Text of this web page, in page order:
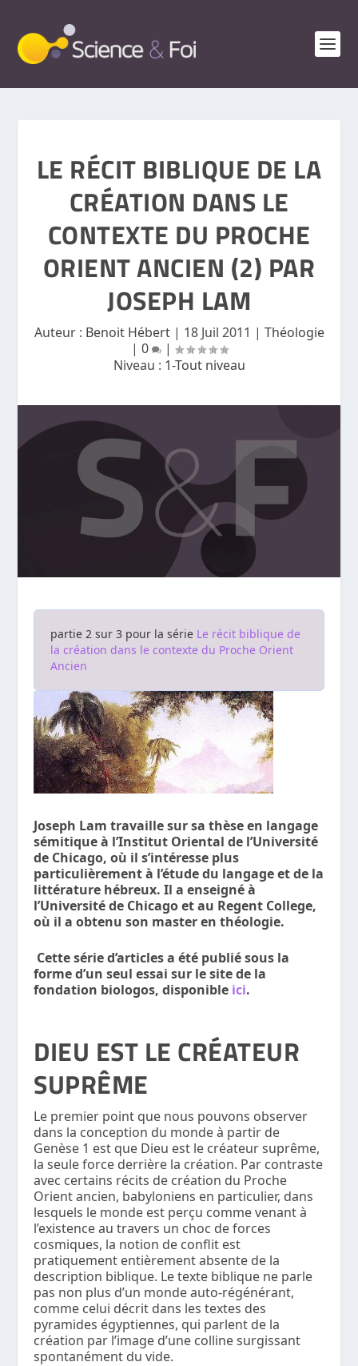
LE RÉCIT BIBLIQUE DE LA
CRÉATION DANS LE
CONTEXTE DU PROCHE
ORIENT ANCIEN (2) PAR
JOSEPH LAM
Auteur : Benoit Hébert| 18 Juil 2011 | Théologie
| 0
|
Niveau : 1-Tout niveau
partie 2 sur 3 pour la série Le récit biblique de
la création dans le contexte du Proche Orient
Ancien
Joseph Lam travaille sur sa thèse en langage
sémitique à l’Institut Oriental de l’Université
de Chicago, où il s’intéresse plus
particulièrement à l’étude du langage et de la
littérature hébreux. Il a enseigné à
l’Université de Chicago et au Regent College,
où il a obtenu son master en théologie.
Cette série d’articles a été publié sous la
forme d’un seul essai sur le site de la
fondation biologos, disponible ici.
DIEU EST LE CRÉATEUR
SUPRÊME
Le premier point que nous pouvons observer
dans la conception du monde à partir de
Genèse 1 est que Dieu est le créateur suprême,
la seule force derrière la création. Par contraste
avec certains récits de création du Proche
Orient ancien, babyloniens en particulier, dans
lesquels le monde est perçu comme venant à
l’existence au travers un choc de forces
cosmiques, la notion de conflit est
pratiquement entièrement absente de la
description biblique. Le texte biblique ne parle
pas non plus d’un monde auto-régénérant,
comme celui décrit dans les textes des
pyramides égyptiennes, qui parlent de la
création par l’image d’une colline surgissant
spontanément du vide.